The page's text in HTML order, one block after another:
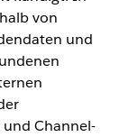
von
und
Channel-